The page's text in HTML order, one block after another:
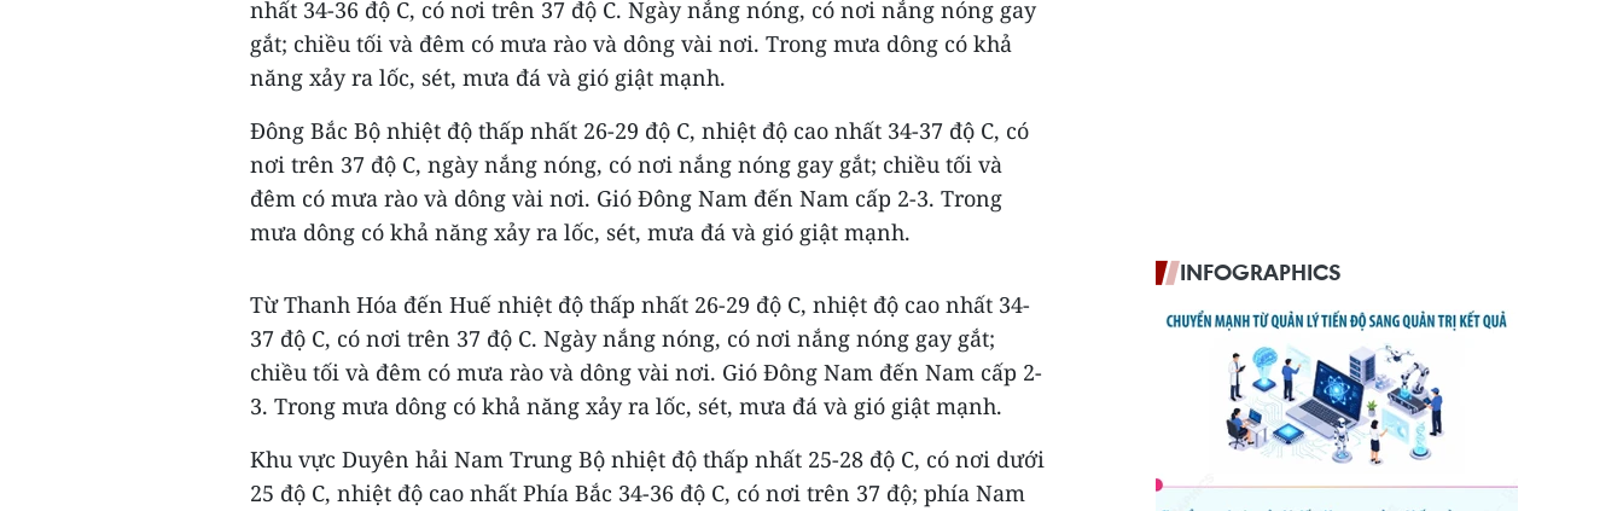
nhất 34-36 độ C, có nơi trên 37 độ C. Ngày nắng nóng, có nơi nắng nóng gay
gắt; chiều tối và đêm có mưa rào và dông vài nơi. Trong mưa dông có khả
năng xảy ra lốc, sét, mưa đá và gió giật mạnh.
Đông Bắc Bộ nhiệt độ thấp nhất 26-29 độ C, nhiệt độ cao nhất 34-37 độ C, có
nơi trên 37 độ C, ngày nắng nóng, có nơi nắng nóng gay gắt; chiều tối và
đêm có mưa rào và dông vài nơi. Gió Đông Nam đến Nam cấp 2-3. Trong
mưa dông có khả năng xảy ra lốc, sét, mưa đá và gió giật mạnh.
Từ Thanh Hóa đến Huế nhiệt độ thấp nhất 26-29 độ C, nhiệt độ cao nhất 34-
37 độ C, có nơi trên 37 độ C. Ngày nắng nóng, có nơi nắng nóng gay gắt;
chiều tối và đêm có mưa rào và dông vài nơi. Gió Đông Nam đến Nam cấp 2-
3. Trong mưa dông có khả năng xảy ra lốc, sét, mưa đá và gió giật mạnh.
Khu vực Duyên hải Nam Trung Bộ nhiệt độ thấp nhất 25-28 độ C, có nơi dưới
25 độ C, nhiệt độ cao nhất Phía Bắc 34-36 độ C, có nơi trên 37 độ; phía Nam
INFOGRAPHICS